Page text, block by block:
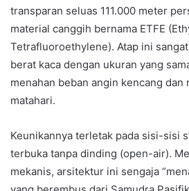
transparan seluas 111.000 meter
material canggih bernama ETFE
Tetrafluoroethylene). Atap ini
berat kaca dengan ukuran yang
menahan beban angin kencang dan
matahari.
Keunikannya terletak pada sisi-sisi
terbuka tanpa dinding (open-air).
mekanis, arsitektur ini sengaja